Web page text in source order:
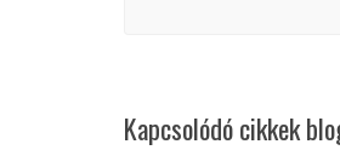
Kapcsolódó cikkek